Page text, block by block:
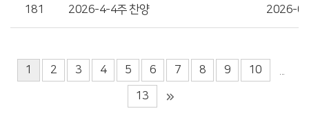
181 2026-4-4주 찬양 2026-
1 2 3 4 5 6 7 8 9 10
13